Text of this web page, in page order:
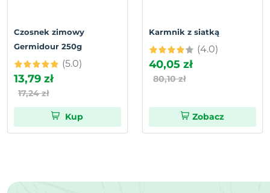
Czosnek zimowy
Germidour 250g
(5.0)
13,79 zł
17,24 zł
Kup
Karmnik z siatką
(4.0)
40,05 zł
80,10 zł
Zobacz